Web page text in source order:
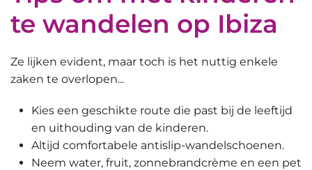
te wandelen op Ibiza
Ze lijken evident, maar toch is het nuttig enkele
zaken te overlopen...
Kies een geschikte route die past bij de leeftijd
en uithouding van de kinderen.
Altijd comfortabele antislip-wandelschoenen.
Neem water, fruit, zonnebrandcrème en een pet